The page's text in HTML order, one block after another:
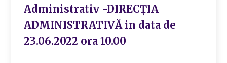
Administrativ -DIRECȚIA
ADMINISTRATIVĂ in data de
23.06.2022 ora 10.00